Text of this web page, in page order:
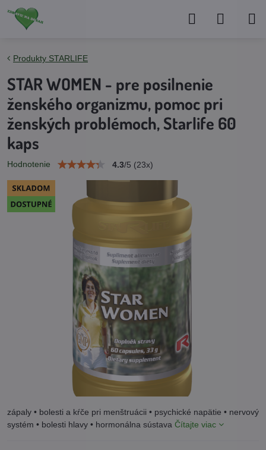
Produkty STARLIFE
STAR WOMEN - pre posilnenie
ženského organizmu, pomoc pri
ženských problémoch, Starlife 60
kaps
Hodnotenie 4.3/5 (23x)
zápaly • bolesti a kŕče pri menštruácii • psychické napätie • nervový
systém • bolesti hlavy • hormonálna sústava Čítajte viac